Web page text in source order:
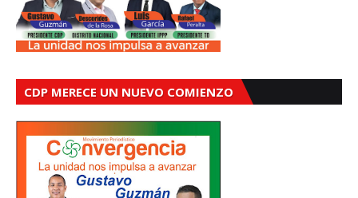
CDP MERECE UN NUEVO COMIENZO